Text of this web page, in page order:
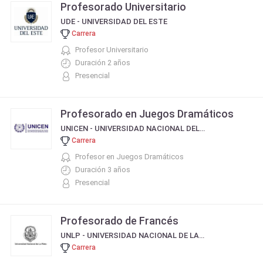
Profesorado Universitario
UDE - UNIVERSIDAD DEL ESTE
Carrera
Profesor Universitario
Duración 2 años
Presencial
Profesorado en Juegos Dramáticos
UNICEN - UNIVERSIDAD NACIONAL DEL CENTRO DE LA PROVINCIA DE BUENOS AIRES
Carrera
Profesor en Juegos Dramáticos
Duración 3 años
Presencial
Profesorado de Francés
UNLP - UNIVERSIDAD NACIONAL DE LA PLATA
Carrera